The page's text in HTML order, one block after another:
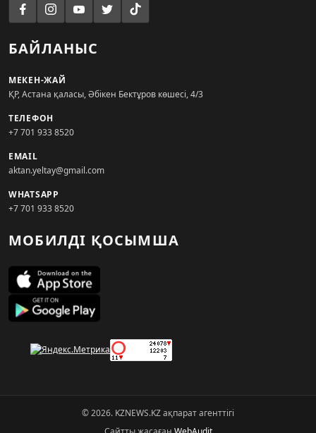
БАЙЛАНЫС
МЕКЕН-ЖАЙ
ҚР, Астана қаласы, Әбікен Бектұров көшесі, 4/3
ТЕЛЕФОН
+7 701 933 8520
EMAIL
aktan.yeltay@gmail.com
WHATSAPP
+7 701 933 8520
МОБИЛДІ ҚОСЫМША
© 2026. KZNEWS.KZ ақпарат агенттігі